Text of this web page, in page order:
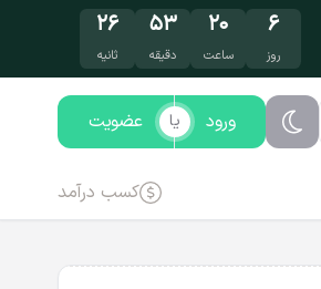
۶
روز
۲۰
ساعت
۵۳
دقیقه
۲۵
ثانیه
ورود عضویت یا
کسب درآمد